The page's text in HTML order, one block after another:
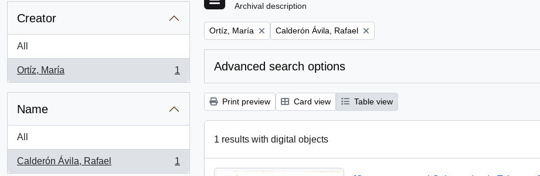
Creator
All
Ortíz, María
, 1 results
1
Name
All
Calderón Ávila, Rafael
, 1 results
1
Archival description
Remove filter:
Ortíz, María Remove filter:
Calderón Ávila, Rafael
Advanced search options
Print preview Card view Table view
1 results with digital objects